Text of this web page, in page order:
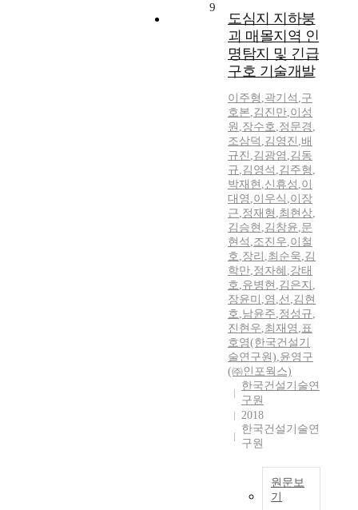
9
도심지 지하붕
괴 매몰지역 인
명탐지 및 긴급
구호 기술개발
이주형 ,곽기석 ,구
호본,김진만,이성
원 ,장수호,정문경 ,
조삼덕 ,김영진 ,배
규진 ,김광염 ,김동
규,김영석 ,김주형 ,
박재현 ,신휴성 ,이
대영 ,이우식 ,이장
근,정재형 ,최현상,
김승현 ,김창윤,문
현석 ,조진우,이철
호,장리 ,최순욱,김
학만,정자혜 ,강태
호,유병현 ,김은지 ,
장윤미 ,염 ,선 ,김현
호,남윤주,정성규,
진현우,최재영 ,표
호영(한국건설기
술연구원),윤영구
(㈜인포웍스)
한국건설기술연
구원
2018
한국건설기술연
구원
원문보
기